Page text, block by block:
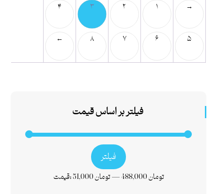
→ ۱ ۲ ۳ ۴
۵ ۶ ۷ ۸ ←
فیلتر بر اساس قیمت
فیلتر
قیمت: 51,000 تومان— 488,000 تومان